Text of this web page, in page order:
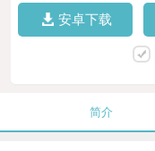
安卓下载
简介